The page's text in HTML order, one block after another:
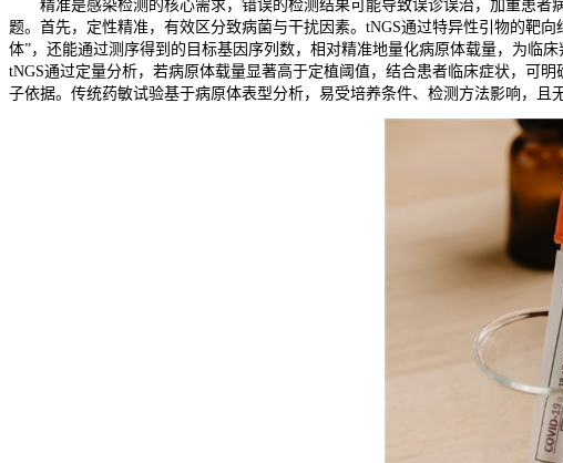
精准是感染检测的核心需求，错误的检测结果可能导致误诊误治，加重患者
题。首先，定性精准，有效区分致病菌与干扰因素。tNGS通过特异性引物的靶
体”，还能通过测序得到的目标基因序列数，相对精准地量化病原体载量，为临
tNGS通过定量分析，若病原体载量显著高于定植阈值，结合患者临床症状，可
子依据。传统药敏试验基于病原体表型分析，易受培养条件、检测方法影响，